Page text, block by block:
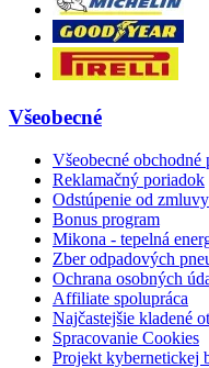
Všeobecné
Všeobecné obchodné
Reklamačný poriadok
Odstúpenie od zmluvy
Bonus program
Mikona - tepelná
Zber odpadových
Ochrana osobných
Affiliate spolupráca
Najčastejšie kladené
Spracovanie Cookies
Projekt kybernetickej